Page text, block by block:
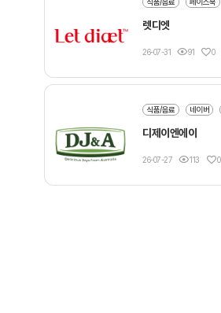
렛디엣
26-07-31 91 0
식품/음료 네이버
디제이엔에이
26-07-27 113 0